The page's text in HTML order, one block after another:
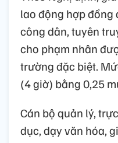
lao động hợp đồng
công dân, tuyên
cho phạm nhân
trường đặc biệt.
(4 giờ) bằng 0,25
Cán bộ quản lý,
dục, dạy văn hóa,